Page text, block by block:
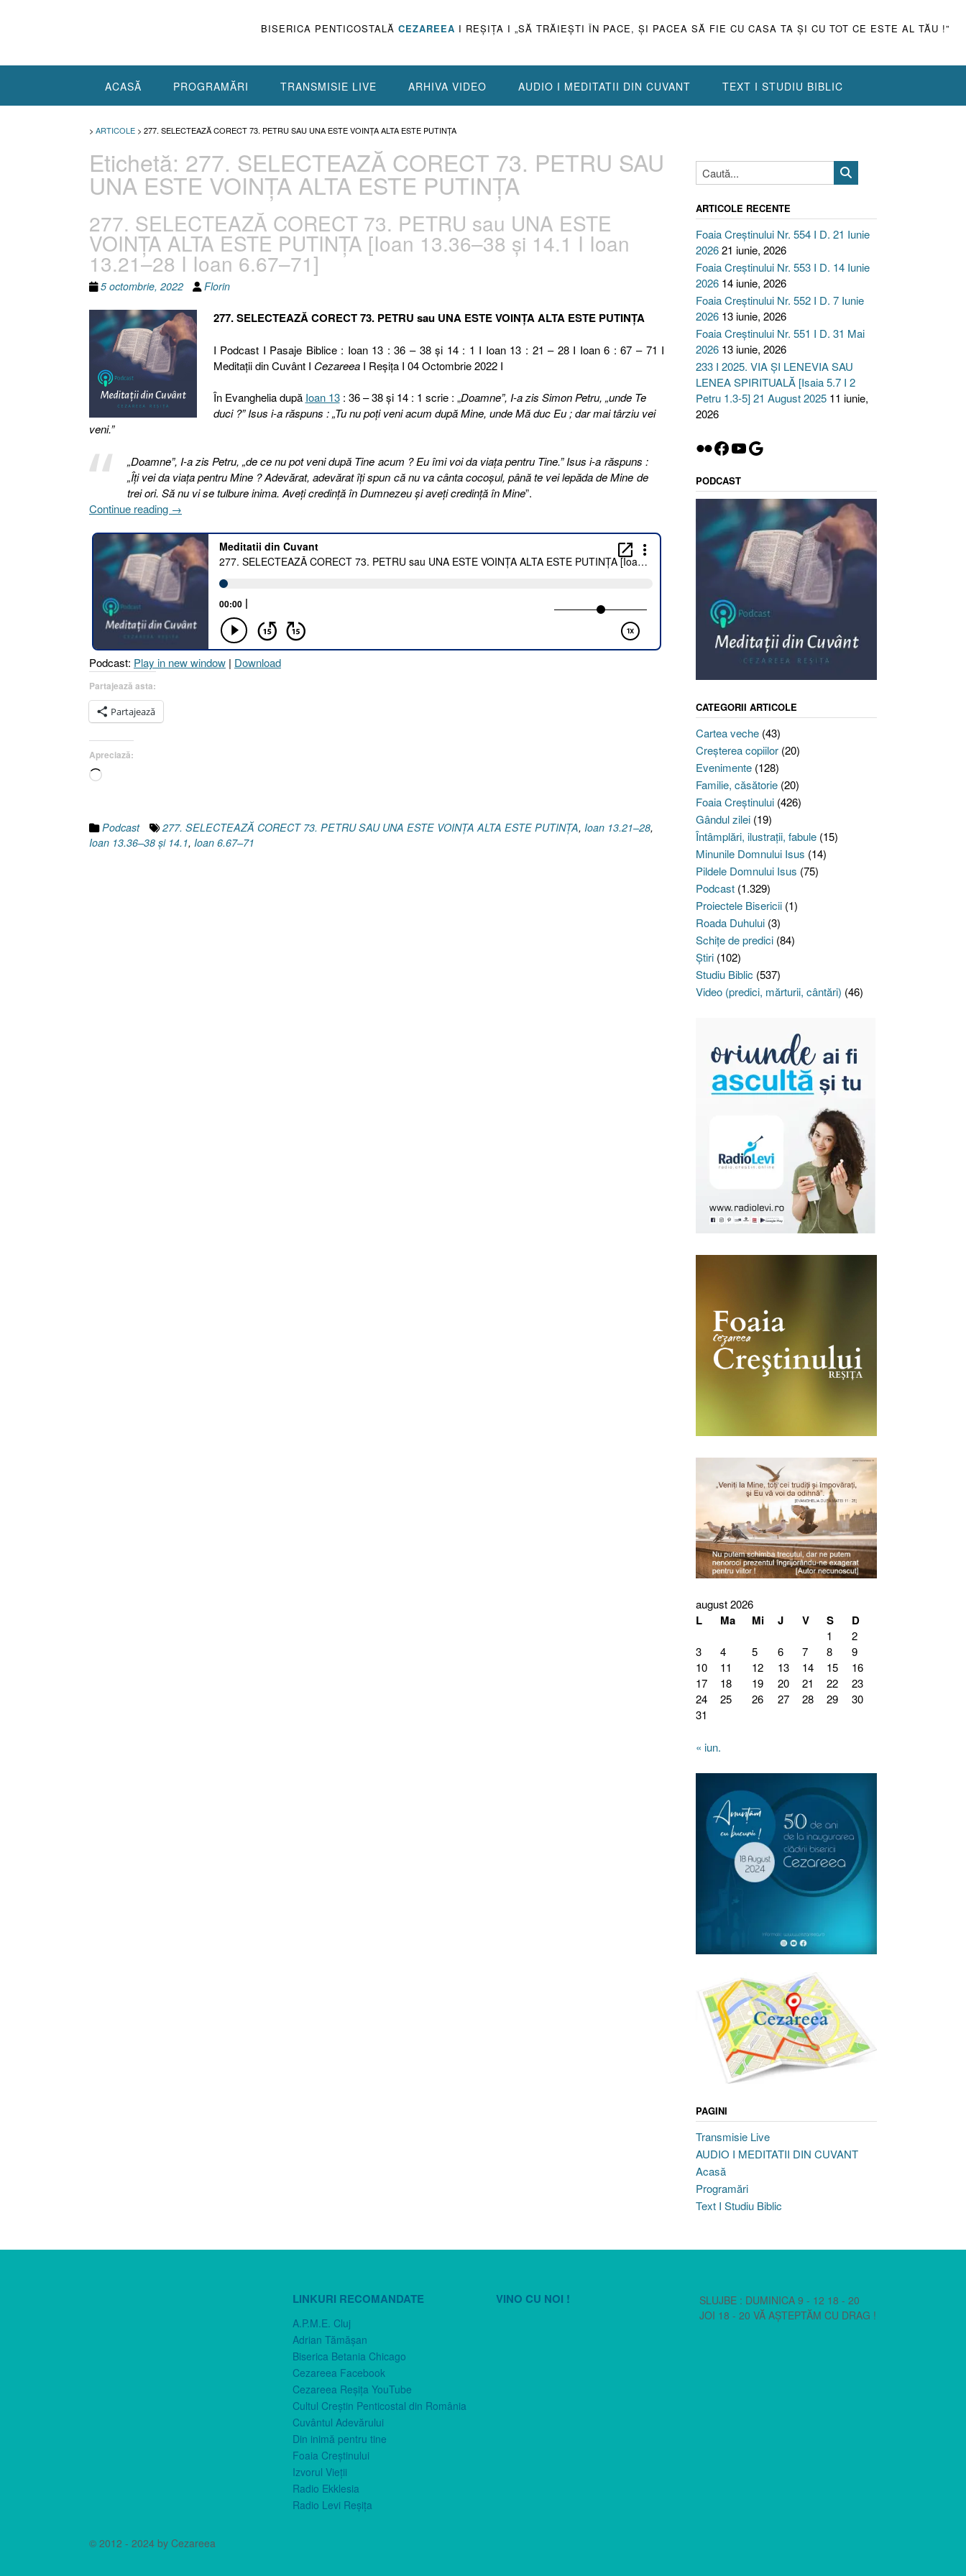
BISERICA PENTICOSTALĂ CEZAREEA I REŞIŢA I „SĂ TRĂIEŞTI ÎN PACE, ŞI PACEA SĂ FIE CU CASA TA ŞI CU TOT CE ESTE AL TĂU !”
ACASĂ PROGRAMĂRI TRANSMISIE LIVE ARHIVA VIDEO AUDIO I MEDITATII DIN CUVANT TEXT I STUDIU BIBLIC
> ARTICOLE > 277. SELECTEAZĂ CORECT 73. PETRU SAU UNA ESTE VOINȚA ALTA ESTE PUTINȚA
Etichetă: 277. SELECTEAZĂ CORECT 73. PETRU SAU
UNA ESTE VOINȚA ALTA ESTE PUTINȚA
277. SELECTEAZĂ CORECT 73. PETRU sau UNA ESTE
VOINȚA ALTA ESTE PUTINȚA [Ioan 13.36–38 și 14.1 I Ioan
13.21–28 I Ioan 6.67–71]
5 octombrie, 2022 Florin
277. SELECTEAZĂ CORECT 73. PETRU sau UNA ESTE VOINȚA ALTA ESTE PUTINȚA
I Podcast I Pasaje Biblice : Ioan 13 : 36 – 38 și 14 : 1 I Ioan 13 : 21 – 28 I Ioan 6 : 67 – 71 I
Meditaţii din Cuvânt I CezareeaI Reşiţa I 04 Octombrie 2022 I
În Evanghelia după Ioan 13: 36 – 38 și 14 : 1 scrie : „Doamne”, I-a zis Simon Petru, „unde Te
duci ?” Isus i-a răspuns : „Tu nu poţi veni acum după Mine, unde Mă duc Eu ; dar mai târziu vei
veni.”
„Doamne”, I-a zis Petru, „de ce nu pot veni după Tine acum ? Eu îmi voi da viaţa pentru Tine.” Isus i-a răspuns :
„Îţi vei da viaţa pentru Mine ? Adevărat, adevărat îţi spun că nu va cânta cocoşul, până te vei lepăda de Mine de
trei ori. Să nu vi se tulbure inima. Aveţi credinţă în Dumnezeu şi aveţi credinţă în Mine”.
Continue reading „277.
CORECT
73.
PETRU
sau
UNA
ESTE
VOINȚA
ALTA
ESTE
28
I
→
Podcast: Play in new window | Download
Partajează asta:
Partajează
Apreciază:
Încarc...
Podcast 277. SELECTEAZĂ CORECT 73. PETRU SAU UNA ESTE VOINȚA ALTA ESTE PUTINȚA, Ioan 13.21–28,
Ioan 13.36–38 și 14.1, Ioan 6.67–71
ARTICOLE RECENTE
Foaia Creștinului Nr. 554 I D. 21 Iunie
202621 iunie, 2026
Foaia Creștinului Nr. 553 I D. 14 Iunie
2026 14 iunie, 2026
Foaia Creștinului Nr. 552 I D. 7 Iunie
2026 13 iunie, 2026
Foaia Creștinului Nr. 551 I D. 31 Mai
2026 13 iunie, 2026
233 I 2025. VIA ȘI LENEVIA SAU
LENEA SPIRITUALĂ [Isaia 5.7 I 2
Petru 1.3-5] 21 August 2025 11 iunie,
2026
Flickr
Facebook
YouTube
Google
PODCAST
CATEGORII ARTICOLE
Cartea veche(43)
Creşterea copiilor(20)
Evenimente(128)
Familie, căsătorie(20)
Foaia Creştinului(426)
Gândul zilei(19)
Întâmplări, ilustraţii, fabule(15)
Minunile Domnului Isus (14)
Pildele Domnului Isus (75)
Podcast(1.329)
Proiectele Bisericii(1)
Roada Duhului(3)
Schiţe de predici(84)
Ştiri(102)
Studiu Biblic (537)
Video (predici, mărturii, cântări) (46)
august 2026
L Ma Mi J V S D
1
2
3
4 5 6 7 8
9
10
11 12 13 14 15
16
17
18 19 20 21 22
23
24
25 26 27 28 29
30
31
« iun.
PAGINI
Transmisie Live
AUDIO I MEDITATII DIN CUVANT
Acasă
Programări
Text I Studiu Biblic
LINKURI RECOMANDATE
A.P.M.E. Cluj
Adrian Tămăşan
Biserica Betania Chicago
Cezareea Facebook
Cezareea Reşiţa YouTube
Cultul Creştin Penticostal din România
Cuvântul Adevărului
Din inimă pentru tine
Foaia Creştinului
Izvorul Vieţii
Radio Ekklesia
Radio Levi Reşiţa
VINO CU NOI !
SLUJBE : DUMINICA 9 - 12 18 - 20
JOI 18 - 20 VĂ AȘTEPTĂM CU DRAG !
© 2012 - 2024 by Cezareea